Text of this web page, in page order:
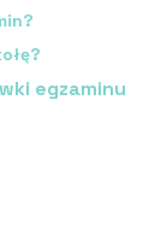
egzaminu